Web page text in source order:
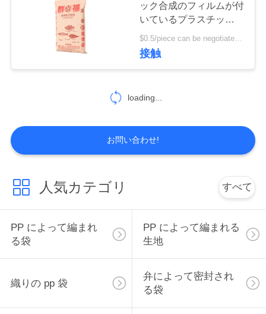
ック合成のフィルムが付
いているプラスチックに
よって薄板にされる編ま
れた肥料包装袋
$0.5/piece can be negotiated MOQ:5000個
接触
loading...
お問い合わせ!
人気カテゴリ すべて
PP によって編まれ
る袋
PP によって編まれる
生地
織りの pp 袋
弁によって密封され
る袋